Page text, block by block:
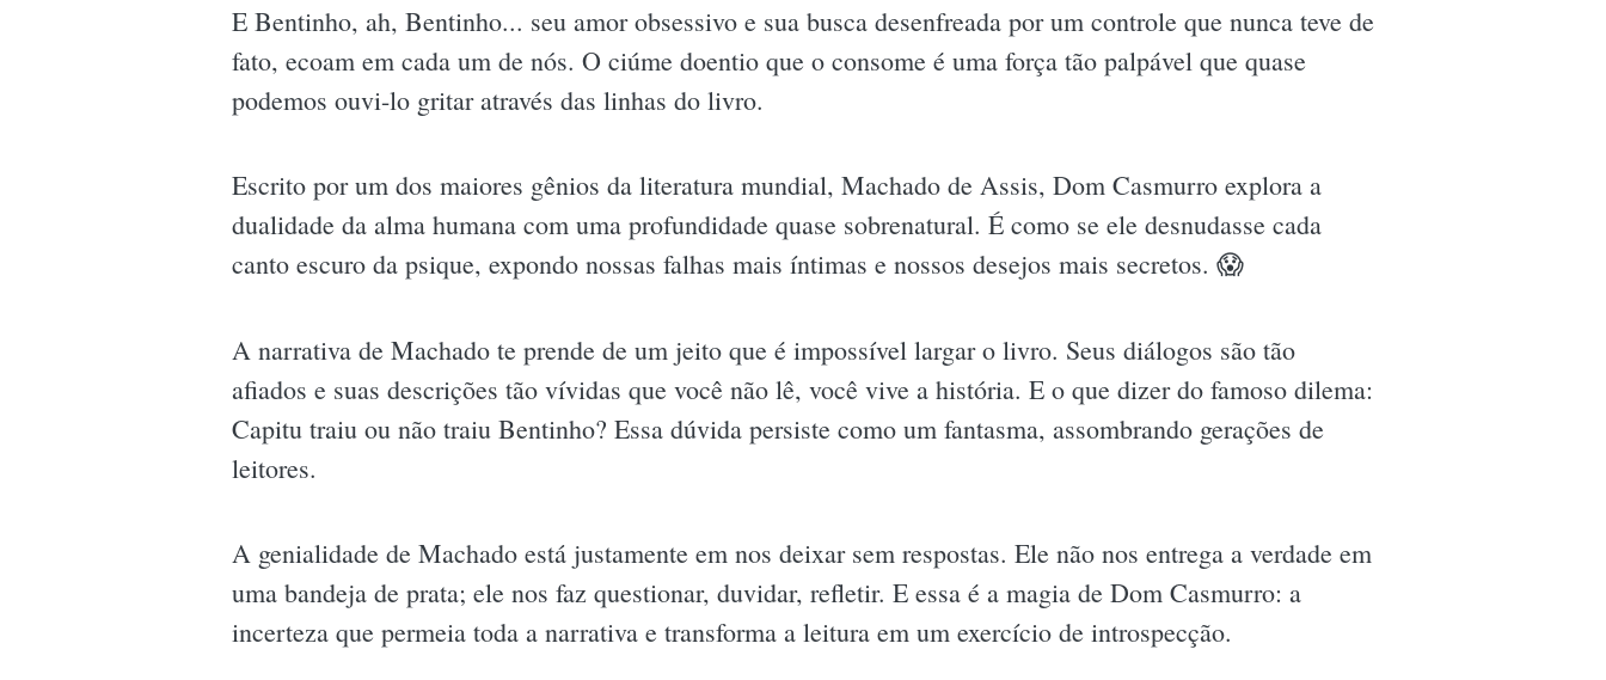
E Bentinho, ah, Bentinho... seu amor obsessivo e sua busca desenfreada por um controle que nunca teve de
fato, ecoam em cada um de nós. O ciúme doentio que o consome é uma força tão palpável que quase
podemos ouvi-lo gritar através das linhas do livro.
Escrito por um dos maiores gênios da literatura mundial, Machado de Assis, Dom Casmurro explora a
dualidade da alma humana com uma profundidade quase sobrenatural. É como se ele desnudasse cada
canto escuro da psique, expondo nossas falhas mais íntimas e nossos desejos mais secretos. 😱
A narrativa de Machado te prende de um jeito que é impossível largar o livro. Seus diálogos são tão
afiados e suas descrições tão vívidas que você não lê, você vive a história. E o que dizer do famoso dilema:
Capitu traiu ou não traiu Bentinho? Essa dúvida persiste como um fantasma, assombrando gerações de
leitores.
A genialidade de Machado está justamente em nos deixar sem respostas. Ele não nos entrega a verdade em
uma bandeja de prata; ele nos faz questionar, duvidar, refletir. E essa é a magia de Dom Casmurro: a
incerteza que permeia toda a narrativa e transforma a leitura em um exercício de introspecção.